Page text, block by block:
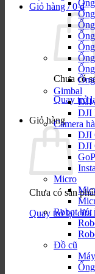
Giỏ hàng /0₫
Chưa có
Quay trở
Giỏ hàng
Chưa có sản
Quay trở lại cửa
Gimbal
DJI
DJI
Camera
DJI
DJI
Micro
Robot hút
Đồ cũ